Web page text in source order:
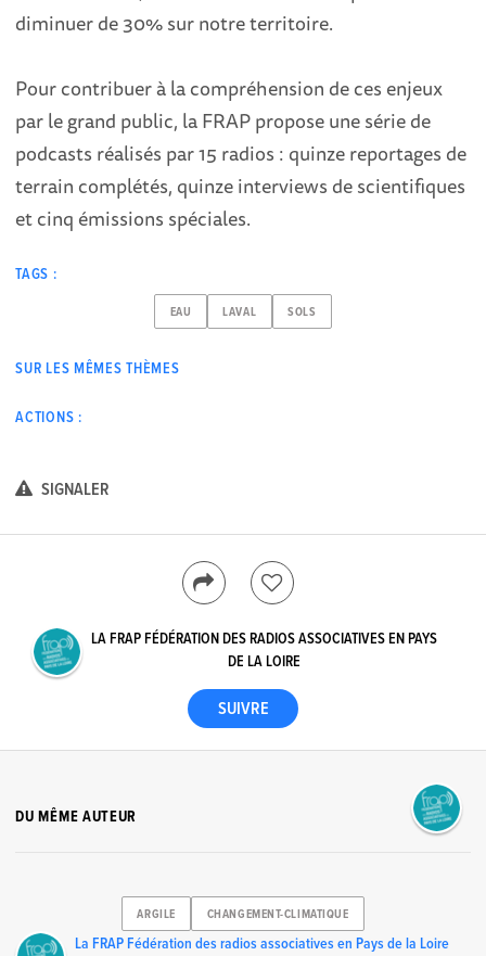
diminuer de 30% sur notre territoire.
Pour contribuer à la compréhension de ces enjeux
par le grand public, la FRAP propose une série de
podcasts réalisés par 15 radios : quinze reportages de
terrain complétés, quinze interviews de scientifiques
et cinq émissions spéciales.
TAGS :
EAU LAVAL SOLS
SUR LES MÊMES THÈMES
ACTIONS :
SIGNALER
LA FRAP FÉDÉRATION DES RADIOS ASSOCIATIVES EN PAYS
DE LA LOIRE
DU MÊME AUTEUR
ARGILE CHANGEMENT-CLIMATIQUE
La FRAP Fédération des radios associatives en Pays de la Loire